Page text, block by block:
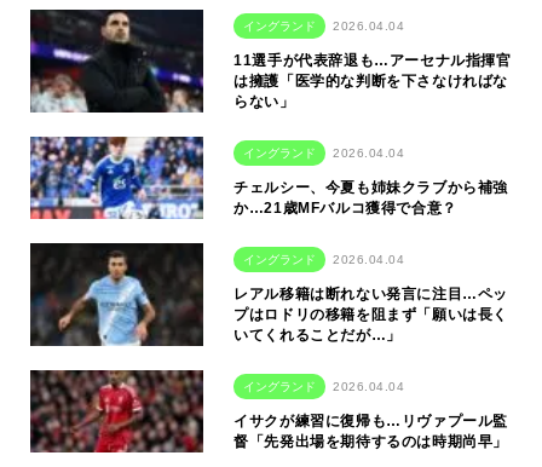
イングランド 2026.04.04
11選手が代表辞退も…アーセナル指揮官
は擁護「医学的な判断を下さなければな
らない」
イングランド 2026.04.04
チェルシー、今夏も姉妹クラブから補強
か…21歳MFバルコ獲得で合意？
イングランド 2026.04.04
レアル移籍は断れない発言に注目…ペッ
プはロドリの移籍を阻まず「願いは長く
いてくれることだが…」
イングランド 2026.04.04
イサクが練習に復帰も…リヴァプール監
督「先発出場を期待するのは時期尚早」